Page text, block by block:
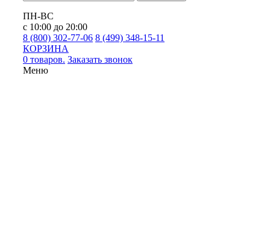
ПН-ВС
с 10:00 до 20:00
8 (800) 302-77-06 8 (499) 348-15-11
КОРЗИНА
0 товаров. Заказать звонок
Меню